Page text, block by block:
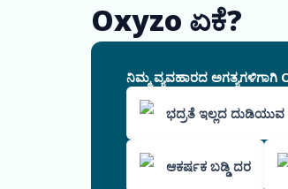
Oxyzo ಏಕೆ?
ನಿಮ್ಮ ವ್ಯವಹಾರದ ಅಗತ್ಯಗಳಿಗಾಗಿ
ಭದ್ರತೆ ಇಲ್ಲದ
ಆಕರ್ಷಕ ಬಡ್ಡಿ ದರ